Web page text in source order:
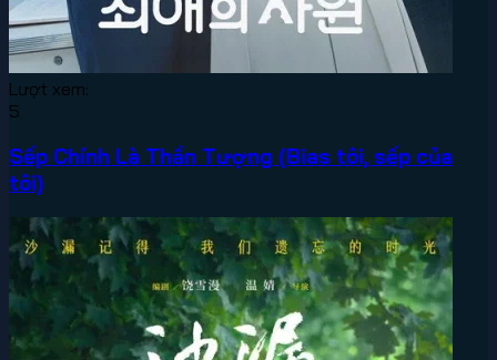
Lượt xem:
5
Sếp Chính Là Thần Tượng (Bias tôi, sếp của
tôi)